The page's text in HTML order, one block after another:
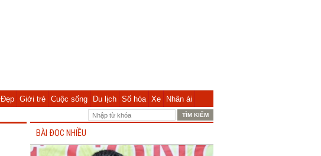
Đẹp Giới trẻ Cuộc sống Du lịch Số hóa Xe Nhân ái
BÀI ĐỌC NHIỀU